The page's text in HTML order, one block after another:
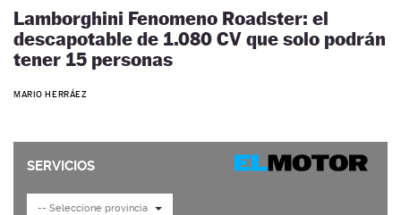
Lamborghini Fenomeno Roadster: el
descapotable de 1.080 CV que solo podrán
tener 15 personas
MARIO HERRÁEZ